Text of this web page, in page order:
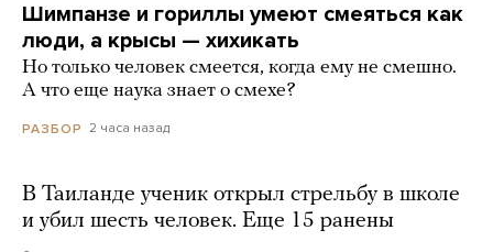
Шимпанзе и гориллы умеют смеяться как
люди, а крысы — хихикать
Но только человек смеется, когда ему не смешно.
А что еще наука знает о смехе?
РАЗБОР 2 часа назад
В Таиланде ученик открыл стрельбу в школе
и убил шесть человек. Еще 15 ранены